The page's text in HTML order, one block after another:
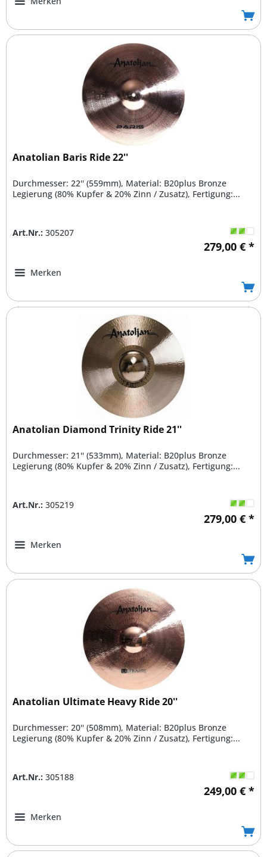
Anatolian Baris Ride 22''
Durchmesser: 22'' (559mm), Material: B20plus Bronze
Legierung (80% Kupfer & 20% Zinn / Zusatz), Fertigung:...
Art.Nr.: 305207
279,00 € *
Merken
Anatolian Diamond Trinity Ride 21''
Durchmesser: 21'' (533mm), Material: B20plus Bronze
Legierung (80% Kupfer & 20% Zinn / Zusatz), Fertigung:...
Art.Nr.: 305219
279,00 € *
Merken
Anatolian Ultimate Heavy Ride 20''
Durchmesser: 20'' (508mm), Material: B20plus Bronze
Legierung (80% Kupfer & 20% Zinn / Zusatz), Fertigung:...
Art.Nr.: 305188
249,00 € *
Merken